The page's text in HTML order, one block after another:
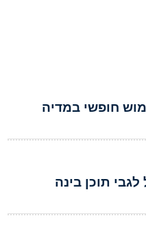
חופשי במדיה
תוכן בינה